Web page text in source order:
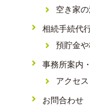
空き家の
相続手続代
預貯金
事務所案内
アクセ
お問合わせ